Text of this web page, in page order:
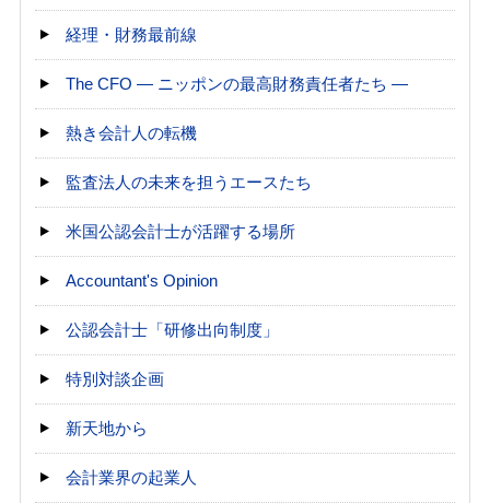
経理・財務最前線
The CFO ― ニッポンの最高財務責任者たち ―
熱き会計人の転機
監査法人の未来を担うエースたち
米国公認会計士が活躍する場所
Accountant's Opinion
公認会計士「研修出向制度」
特別対談企画
新天地から
会計業界の起業人